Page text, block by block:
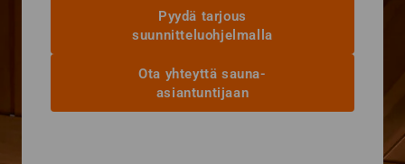
Pyydä tarjous
suunnitteluohjelmalla
Ota yhteyttä sauna-
asiantuntijaan